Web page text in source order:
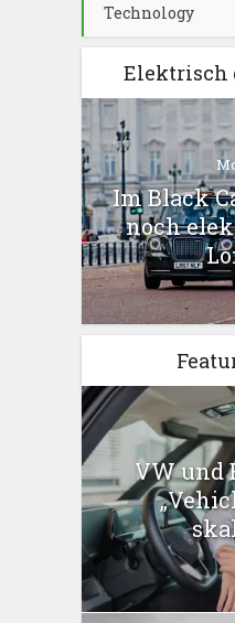
Technology
Elektrisch
Im Black
noch
VW und